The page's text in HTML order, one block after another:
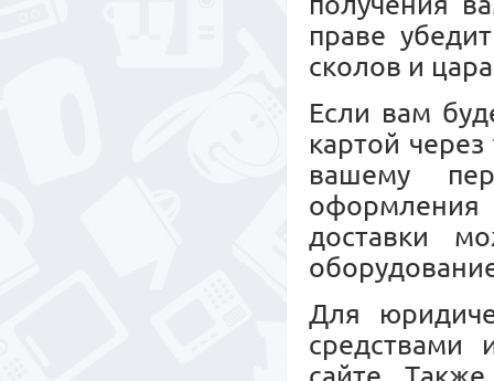
праве
сколов и
Если вам
картой
вашему
доставки
Для
средствами